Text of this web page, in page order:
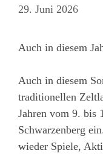
29. Juni 2026
Auch in diesem
Auch in diesem
traditionellen
Jahren vom 9. bis
Schwarzenberg
wieder Spiele,